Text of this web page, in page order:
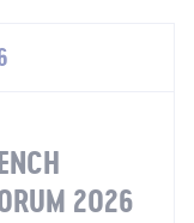
2026